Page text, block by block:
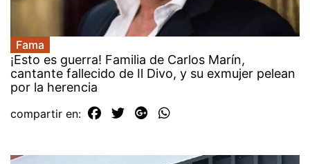
Fama
¡Esto es guerra! Familia de Carlos Marín,
cantante fallecido de Il Divo, y su exmujer pelean
por la herencia
compartir en: